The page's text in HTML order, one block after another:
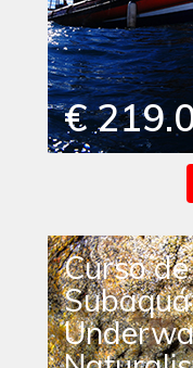
€
Curso